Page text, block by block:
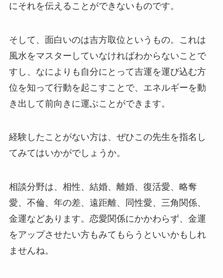
にそれを伝えることができないものです。
そして、面白いのは吉方取位というもの。これは
風水をマスターしていなければわからないことで
すし、なによりも自分にとって吉運を運び込む方
位を知って行動を起こすことで、エネルギーを動
き出して前向きに運ぶことができます。
経験したことがない方は、ぜひこの先生を指名し
てみてはいかがでしょうか。
相談分野は、相性、結婚、離婚、復活愛、略奪
愛、不倫、年の差、遠距離、同性愛、三角関係、
金運などあります。恋愛関係にかかわらず、金運
をアップさせたい方もみてもらうといいかもしれ
ませんね。